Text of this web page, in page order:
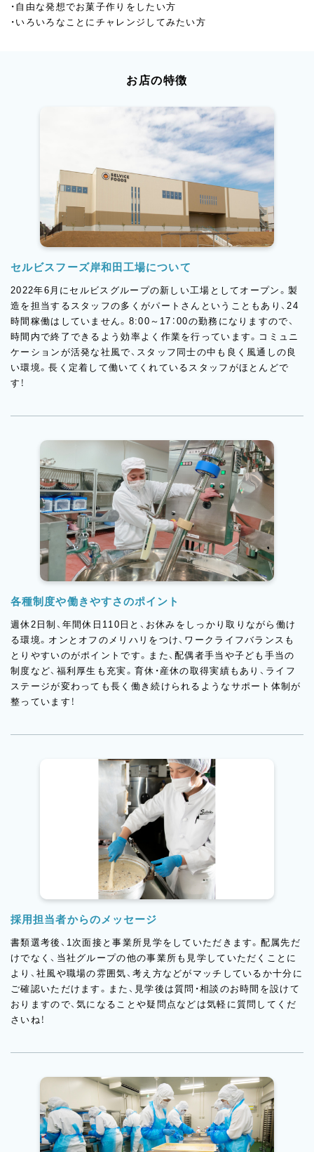
・自由な発想でお菓子作りをしたい方
・いろいろなことにチャレンジしてみたい方
お店の特徴
セルビスフーズ岸和田工場について
2022年6月にセルビスグループの新しい工場としてオープン。製
造を担当するスタッフの多くがパートさんということもあり、24
時間稼働はしていません。8:00～17：00の勤務になりますので、
時間内で終了できるよう効率よく作業を行っています。コミュニ
ケーションが活発な社風で、スタッフ同士の中も良く風通しの良
い環境。長く定着して働いてくれているスタッフがほとんどで
す！
各種制度や働きやすさのポイント
週休2日制、年間休日110日と、お休みをしっかり取りながら働け
る環境。オンとオフのメリハリをつけ、ワークライフバランスも
とりやすいのがポイントです。また、配偶者手当や子ども手当の
制度など、福利厚生も充実。育休・産休の取得実績もあり、ライフ
ステージが変わっても長く働き続けられるようなサポート体制が
整っています！
採用担当者からのメッセージ
書類選考後、1次面接と事業所見学をしていただきます。配属先だ
けでなく、当社グループの他の事業所も見学していただくことに
より、社風や職場の雰囲気、考え方などがマッチしているか十分に
ご確認いただけます。また、見学後は質問・相談のお時間を設けて
おりますので、気になることや疑問点などは気軽に質問してくだ
さいね！